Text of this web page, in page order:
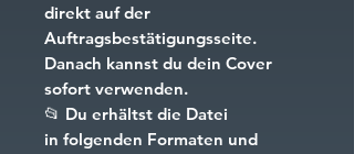
direkt auf der
Auftragsbestätigungsseite.
Danach kannst du dein Cover
sofort verwenden.
📂 Du erhältst die Datei
in folgenden Formaten und